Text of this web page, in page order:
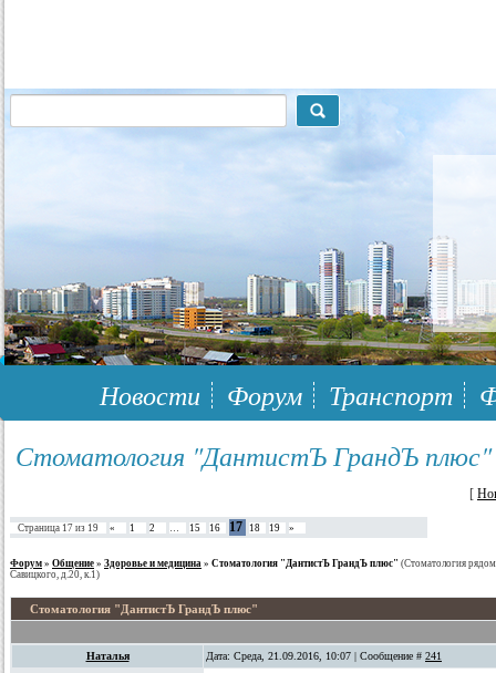
117148, г.Москва, ЮЗАО, муниципальный район Южное Бутово
Новости Форум Транспорт
Стоматология "ДантистЪ ГрандЪ
[
Страница 17 из 19 « 1 2 … 15 16 17 18 19 »
Форум » Общение » Здоровье и медицина » Стоматология "ДантистЪ ГрандЪ плюс" (Стоматология
Савицкого, д.20, к.1)
Стоматология "ДантистЪ ГрандЪ плюс"
Наталья Дата: Среда, 21.09.2016, 10:07 | Сообщение # 241